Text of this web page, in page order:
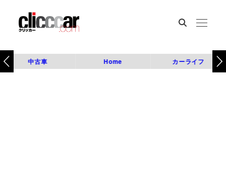
中古車 Home カーライフ